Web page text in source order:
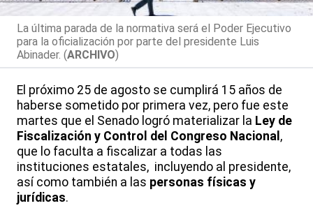
La última parada de la normativa será el Poder Ejecutivo
para la oficialización por parte del presidente Luis
Abinader. (ARCHIVO)
El próximo 25 de agosto se cumplirá 15 años de
haberse sometido por primera vez, pero fue este
martes que el Senado logró materializar la Ley de
Fiscalización y Control del Congreso Nacional ,
que lo faculta a fiscalizar a todas las
instituciones estatales, incluyendo al presidente,
así como también a las personas físicas y
jurídicas.